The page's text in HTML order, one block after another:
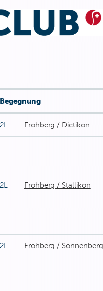
Begegnung
2L Frohberg / Dietikon
2L Frohberg / Stallikon
2L Frohberg / Sonnenberg